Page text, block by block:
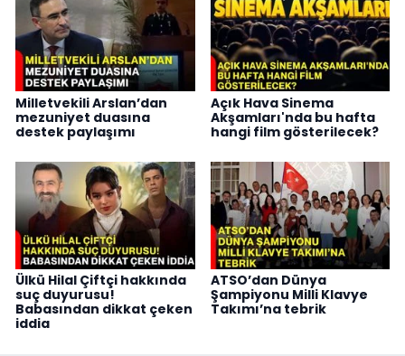
Milletvekili Arslan’dan
mezuniyet duasına
destek paylaşımı
Açık Hava Sinema
Akşamları'nda bu hafta
hangi film gösterilecek?
Ülkü Hilal Çiftçi hakkında
suç duyurusu!
Babasından dikkat çeken
iddia
ATSO’dan Dünya
Şampiyonu Milli Klavye
Takımı’na tebrik